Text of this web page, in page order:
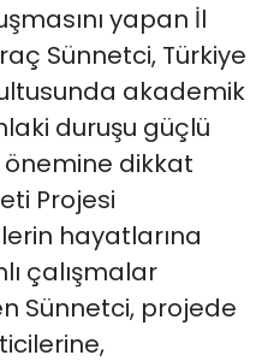
yapan İl
Sünnetci, Türkiye
akademik
duruşu güçlü
dikkat
Projesi
hayatlarına
çalışmalar
Sünnetci, projede